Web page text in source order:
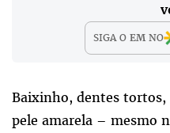
SIGA O EMNO
Baixinho, dentes tortos,
pele amarela – mesmo